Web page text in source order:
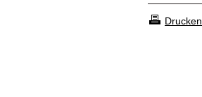
Drucken